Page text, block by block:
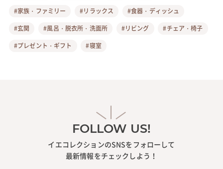
#家族・ファミリー
#リラックス
#食器・ディッシュ
#玄関
#風呂・脱衣所・洗面所 #リビング
#チェア・椅子
#プレゼント・ギフト
#寝室
FOLLOW US!
イエコレクションのSNSをフォローして
最新情報をチェックしよう！